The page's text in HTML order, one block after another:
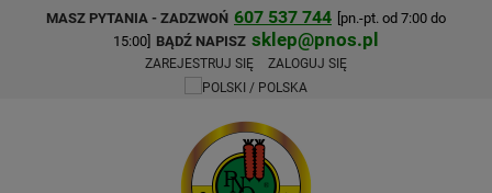
MASZ PYTANIA - ZADZWOŃ 607 537 744 [pn.-pt. od 7:00 do
15:00] BĄDŹ NAPISZ sklep@pnos.pl
ZAREJESTRUJ SIĘ ZALOGUJ SIĘ